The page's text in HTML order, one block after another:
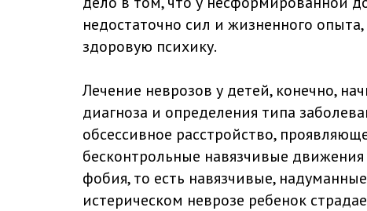
недостаточно сил и жизненного
здоровую психику.
Лечение неврозов у детей, конечно,
диагноза и определения типа
обсессивное расстройство,
бесконтрольные навязчивые
фобия, то есть навязчивые,
истерическом неврозе ребенок